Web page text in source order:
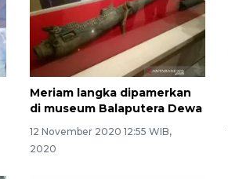
Meriam langka dipamerkan
di museum Balaputera Dewa
12 November 2020 12:55 WIB,
2020